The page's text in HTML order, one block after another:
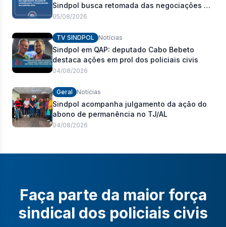
Sindpol busca retomada das negociações da
pauta de reivindicações e fortalecimento dos
05/08/2026
TV SINDPOL Notícias
Sindpol em QAP: deputado Cabo Bebeto
destaca ações em prol dos policiais civis
04/08/2026
Geral Notícias
Sindpol acompanha julgamento da ação do
abono de permanência no TJ/AL
04/08/2026
Faça parte da maior força
sindical dos policiais civis